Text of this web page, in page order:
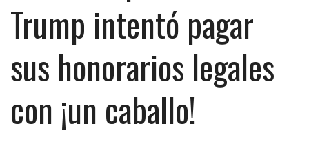
Trump intentó pagar
sus honorarios legales
con ¡un caballo!